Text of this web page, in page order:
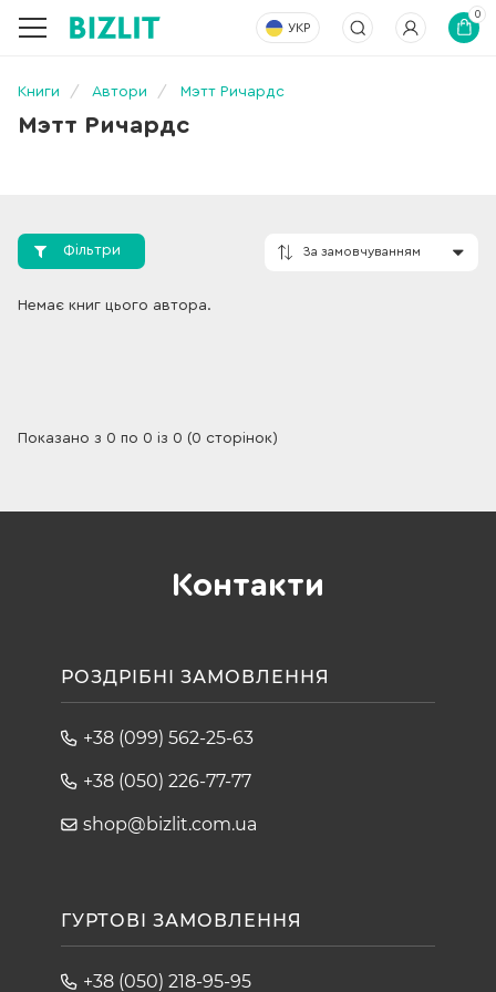
УКР
0
Книги Автори Мэтт Ричардс
Мэтт Ричардс
Фільтри
Немає книг цього автора.
Показано з 0 по 0 із 0 (0 сторінок)
Контакти
РОЗДРІБНІ ЗАМОВЛЕННЯ
+38 (099) 562-25-63
+38 (050) 226-77-77
shop@bizlit.com.ua
ГУРТОВІ ЗАМОВЛЕННЯ
+38 (050) 218-95-95